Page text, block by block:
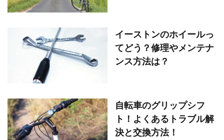
イーストンのホイールっ
てどう？修理やメンテナ
ンス方法は？
自転車のグリップシフ
ト！よくあるトラブル解
決と交換方法！